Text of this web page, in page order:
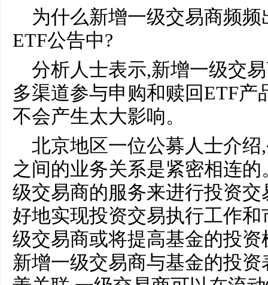
为什么新增一级交易商频
ETF公告中?
分析人士表示,新增一级交
多渠道参与申购和赎回ETF产
不会产生太大影响。
北京地区一位公募人士介
之间的业务关系是紧密相连
级交易商的服务来进行投资
好地实现投资交易执行工作
级交易商或将提高基金的投
新增一级交易商与基金的投